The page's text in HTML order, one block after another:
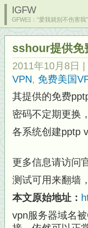
IGFW
GFW曰：“爱我就别不伤害我”
sshour提供免
2011年10月8日
VPN, 免费美国
其提供的免费
密码不定期更换
各系统创建pptp
更多信息请访问
测试可用来翻墙
本文原始地址：
vpn服务器域名